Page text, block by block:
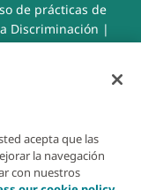
de prácticas de
Discriminación |
acepta que las
la navegación
con nuestros